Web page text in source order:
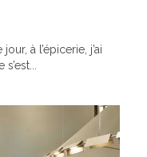
à l’épicerie, j’ai